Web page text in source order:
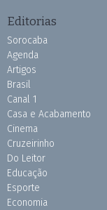
Editorias
Sorocaba
Agenda
Artigos
Brasil
Canal 1
Casa e Acabamento
Cinema
Cruzeirinho
Do Leitor
Educação
Esporte
Economia